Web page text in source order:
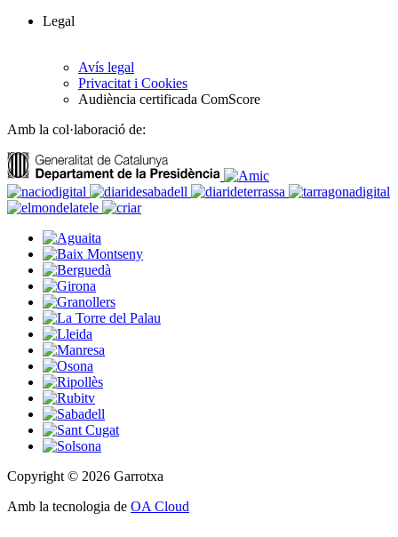
Legal
Avís legal
Privacitat i Cookies
Audiència certificada ComScore
Amb la col·laboració de:
Copyright © 2026 Garrotxa
Amb la tecnologia de OA Cloud